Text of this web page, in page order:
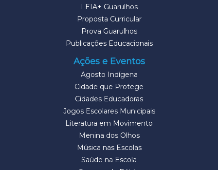
LEIA+ Guarulhos
Proposta Curricular
Prova Guarulhos
Publicações Educacionais
Ações e Eventos
Agosto Indígena
Cidade que Protege
Cidades Educadoras
Jogos Escolares Municipais
Literatura em Movimento
Menina dos Olhos
Música nas Escolas
Saúde na Escola